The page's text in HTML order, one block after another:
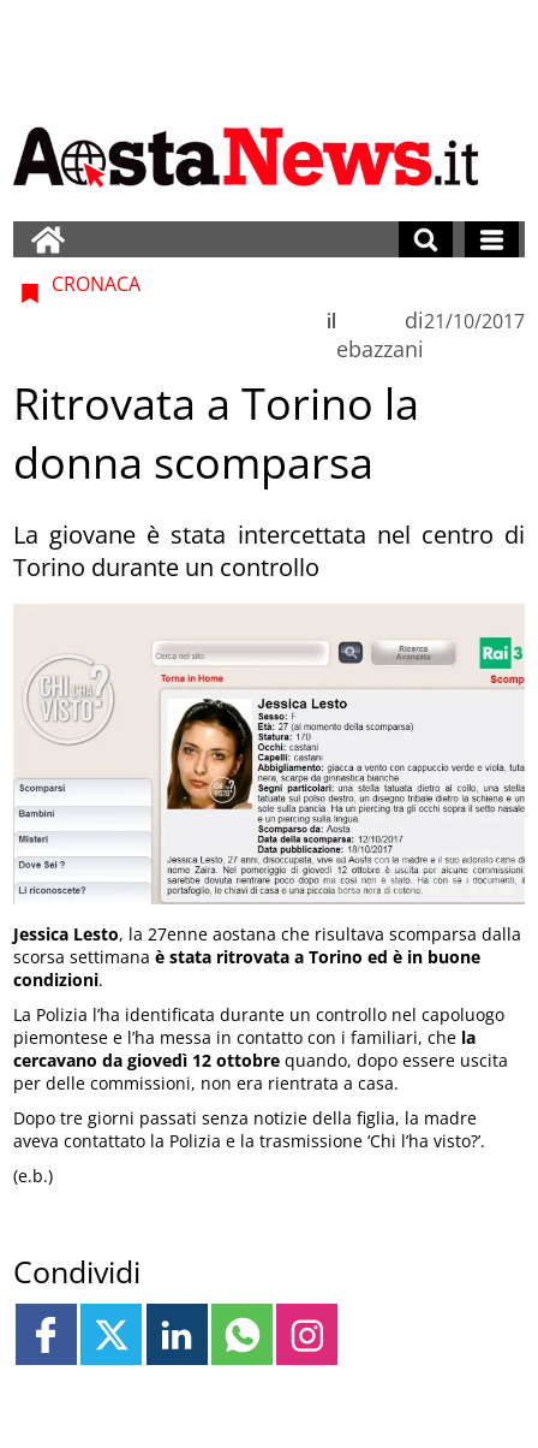
CRONACA
di
ebazzani
il 21/10/2017
Ritrovata a Torino la
donna scomparsa
La giovane è stata intercettata nel centro di
Torino durante un controllo
Jessica Lesto, la 27enne aostana che risultava scomparsa dalla
scorsa settimana è stata ritrovata a Torino ed è in buone
condizioni.
La Polizia l’ha identificata durante un controllo nel capoluogo
piemontese e l’ha messa in contatto con i familiari, che la
cercavano da giovedì 12 ottobre quando, dopo essere uscita
per delle commissioni, non era rientrata a casa.
Dopo tre giorni passati senza notizie della figlia, la madre
aveva contattato la Polizia e la trasmissione ‘Chi l’ha visto?’.
(e.b.)
Condividi